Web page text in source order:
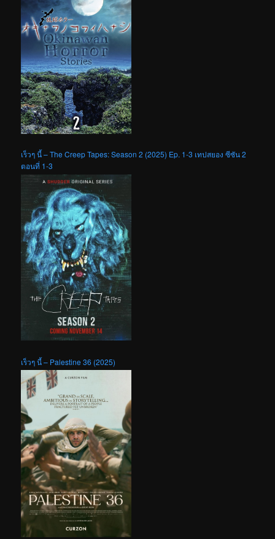
เร็วๆ นี้ – The Creep Tapes: Season 2 (2025) Ep. 1-3 เทปสยอง ซีซัน 2
ตอนที่ 1-3
เร็วๆ นี้ – Palestine 36 (2025)